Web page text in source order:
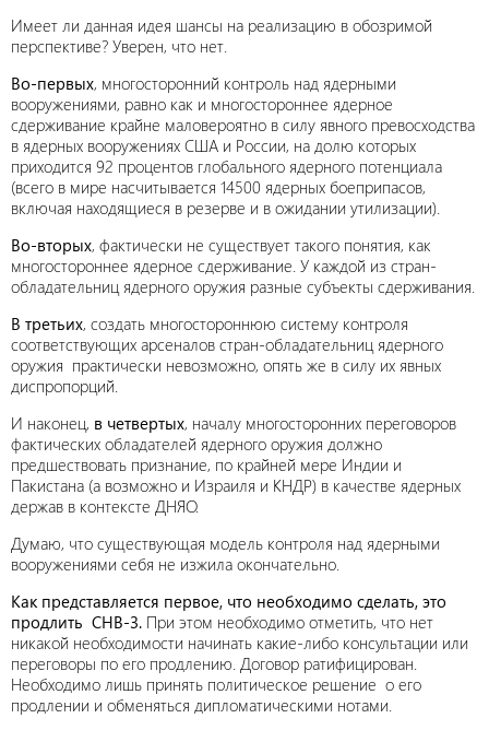
Имеет ли данная идея шансы на реализацию в обозримой
перспективе? Уверен, что нет.
Во-первых, многосторонний контроль над ядерными
вооружениями, равно как и многостороннее ядерное
сдерживание крайне маловероятно в силу явного превосходства
в ядерных вооружениях США и России, на долю которых
приходится 92 процентов глобального ядерного потенциала
(всего в мире насчитывается 14500 ядерных боеприпасов,
включая находящиеся в резерве и в ожидании утилизации).
Во-вторых, фактически не существует такого понятия, как
многостороннее ядерное сдерживание. У каждой из стран-
обладательниц ядерного оружия разные субъекты сдерживания.
В третьих, создать многостороннюю систему контроля
соответствующих арсеналов стран-обладательниц ядерного
оружия практически невозможно, опять же в силу их явных
диспропорций.
И наконец, в четвертых, началу многосторонних переговоров
фактических обладателей ядерного оружия должно
предшествовать признание, по крайней мере Индии и
Пакистана (а возможно и Израиля и КНДР) в качестве ядерных
держав в контексте ДНЯО.
Думаю, что существующая модель контроля над ядерными
вооружениями себя не изжила окончательно.
Как представляется первое, что необходимо сделать, это
продлить СНВ-3. При этом необходимо отметить, что нет
никакой необходимости начинать какие-либо консультации или
переговоры по его продлению. Договор ратифицирован.
Необходимо лишь принять политическое решение о его
продлении и обменяться дипломатическими нотами.